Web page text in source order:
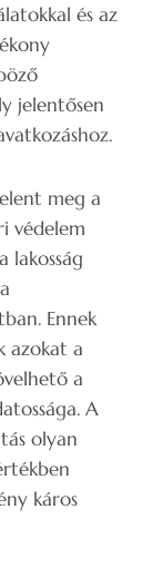
és az
jelentősen
meg a
védelem
lakosság
Ennek
azokat a
a
A
olyan
káros